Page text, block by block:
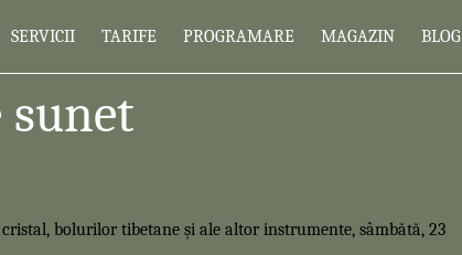
SERVICII TARIFE PROGRAMARE MAGAZIN BLOG
sunet
bolurilor tibetane și ale altor instrumente, sâmbătă, 23